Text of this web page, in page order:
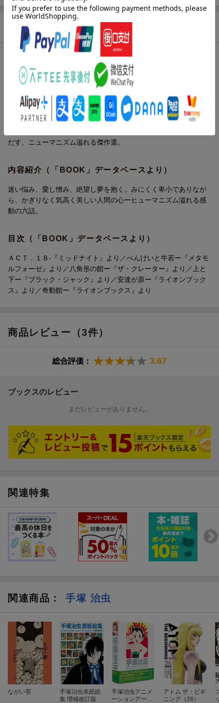
商品説明
内容紹介（JPROより）
いかめしい顔だけど、かわいいものが大好き。思春期の少年が、
男らしさ、自分らしさに悩みながら成長する姿を描く「べんけい
と牛若」、盲目の花火師が、かつて自分を陥れたライバルに勝負
を挑む「ACT.18」(『ミッドナイト』より)、辺境の星で人を喰ら
って生きる老婆の悲しい過去とは……国家権力に翻弄された男女
だす、ニューマニズム溢れる傑作選。
内容紹介（「BOOK」データベースより）
迷い悩み、愛し憎み、絶望し夢を抱く。みにくく卑小でありなが
ら、かぎりなく気高く美しい人間の心ーヒューマニズム溢れる感
動の六話。
目次（「BOOK」データベースより）
ＡＣＴ．１８-『ミッドナイト』より／べんけいと牛若ー『メタモ
ルフォーゼ』より／八角形の館ー『ザ・クレーター』より／上と
下ー『ブラック・ジャック』より／安達が原ー『ライオンブック
ス』より／奇動館ー『ライオンブックス』より
商品レビュー（3件）
総合評価： 3.67
ブックスのレビュー
まだレビューがありません。
関連特集
関連商品 ： 手塚 治虫
ながい窖
手塚治虫表紙絵
集 増補改訂版
手塚治虫アニメ
ーションアー
アトム ザ・ビギ
ニング（26）